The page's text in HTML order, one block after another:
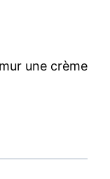
une crème